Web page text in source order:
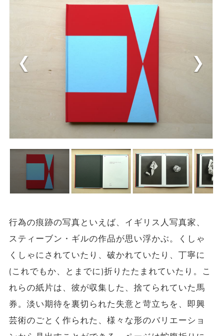
行為の痕跡の写真といえば、イギリス人写真家、
スティーブン・ギルの作品が思い浮かぶ。くしゃ
くしゃにされていたり、破かれていたり、丁寧に
(これでもか、とまでに)折りたたまれていたり。こ
れらの紙片は、彼が収集した、捨てられていた馬
券。淡い期待を裏切られた失意と苛立ちを、即興
芸術のごとく作られた、様々な形のバリエーショ